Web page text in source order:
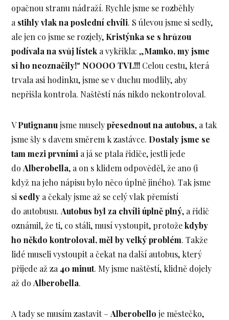
opačnou stranu nádraží. Rychle jsme se rozběhly
a stihly vlak na poslední chvíli. S úlevou jsme si sedly,
ale jen co jsme se rozjely, Kristýnka se s hrůzou
podívala na svůj lístek a vykřikla: „Mamko, my jsme
si ho neoznačily!“ NOOOO TVL!!! Celou cestu, která
trvala asi hodinku, jsme se v duchu modlily, aby
nepřišla kontrola. Naštěstí nás nikdo nekontroloval.
VPutignanu jsme muselypřesednout na autobus, a tak
jsme šly s davem směrem k zastávce. Dostaly jsme se
tam mezi prvními a já se ptala řidiče, jestli jede
doAlberobella, a on s klidem odpověděl, že ano (i
když na jeho nápisu bylo něco úplně jiného). Tak jsme
si sedly a čekaly jsme až se celý vlak přemístí
do autobusu.Autobus byl za chvíli úplně plný, a řidič
oznámil, že ti, co stáli, musí vystoupit, protožekdyby
ho někdo kontroloval, měl by velký problém. Takže
lidé museli vystoupit a čekat na další autobus, který
přijede až za 40 minut. My jsme naštěstí, klidně dojely
až doAlberobella.
A tady se musím zastavit –Alberobello je městečko,